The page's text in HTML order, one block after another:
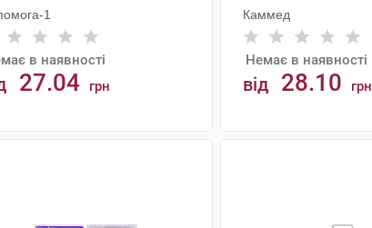
1
в наявності
27.04 грн
Каммед
Немає в наявності
від 28.10 грн